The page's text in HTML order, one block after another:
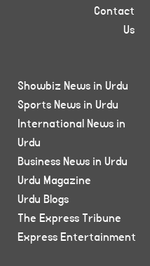
Contact
Us
Showbiz News in Urdu
Sports News in Urdu
International News in
Urdu
Business News in Urdu
Urdu Magazine
Urdu Blogs
The Express Tribune
Express Entertainment